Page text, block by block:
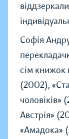
Софія
сім книжок
(2002),
Австрія»
«Амадока»